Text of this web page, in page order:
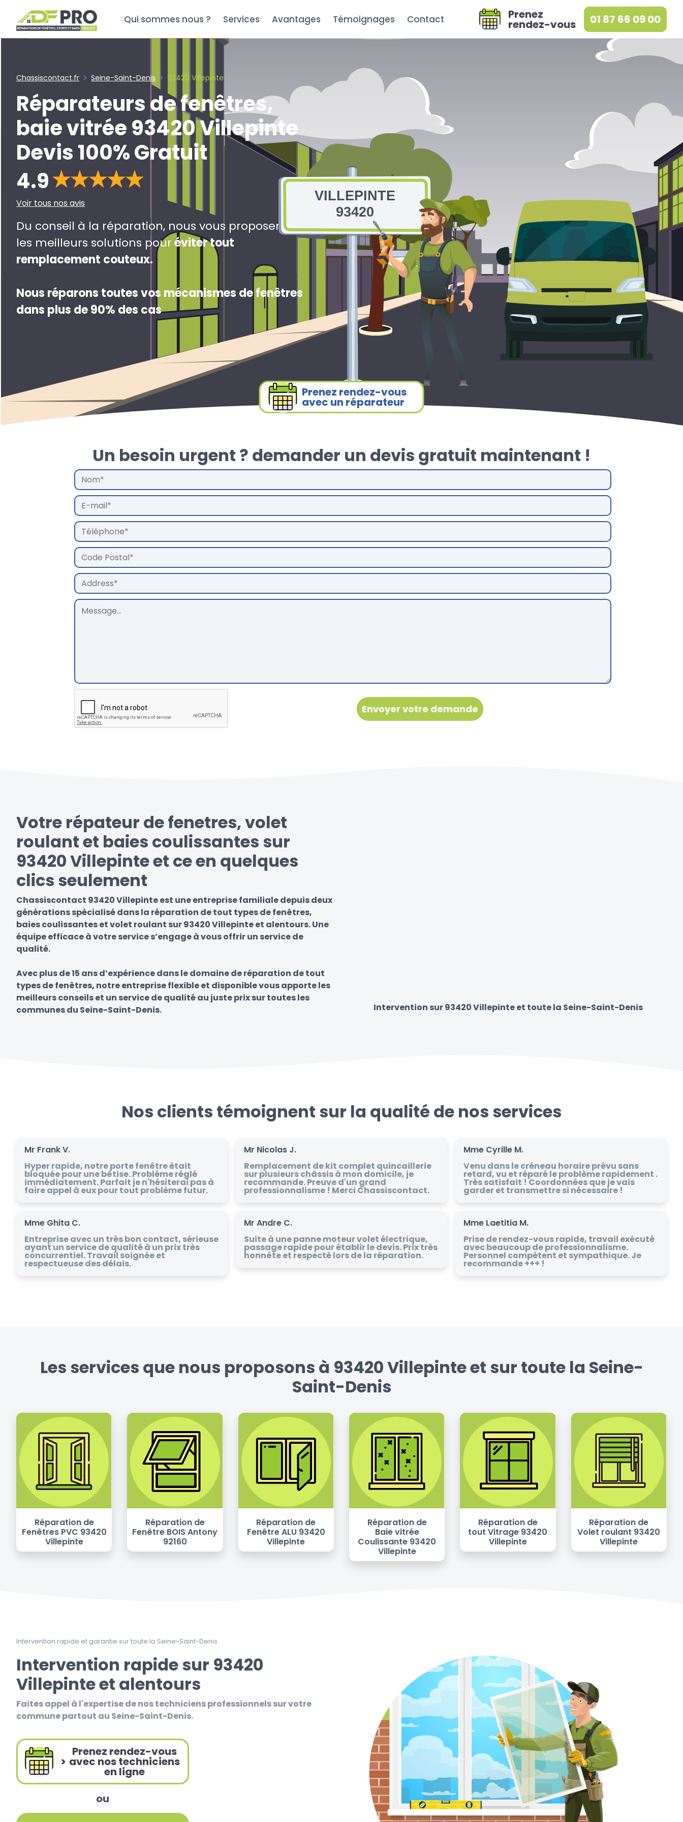
Qui sommes nous ? Services Avantages Témoignages Contact Prenez
rendez-vous 01 87 66 09 00
Chassiscontact.fr Seine-Saint-Denis 93420 Villepinte
Réparateurs de fenêtres,
baie vitrée 93420 Villepinte
Devis 100% Gratuit
4.9
Voir tous nos avis
Du conseil à la réparation, nous vous proposerons
les meilleurs solutions pouréviter tout
remplacement couteux.
Nous réparons toutes vos mécanismes de fenêtres
dans plus de 90% des cas
VILLEPINTE
93420
Prenez rendez-vous
avec un réparateur
Un besoin urgent ? demander un devis gratuit maintenant !
Votre répateur de fenetres, volet
roulant et baies coulissantes sur
93420 Villepinte et ce en quelques
clics seulement
Chassiscontact 93420 Villepinte est une entreprise familiale depuis deux
générations spécialisé dans la réparation de tout types de fenêtres,
baies coulissantes et volet roulant sur 93420 Villepinte et alentours. Une
équipe efficace à votre service s’engage à vous offrir un service de
qualité.
Avec plus de 15 ans d’expérience dans le domaine de réparation de tout
types de fenêtres, notre entreprise flexible et disponible vous apporte les
meilleurs conseils et un service de qualité au juste prix sur toutes les
communes du Seine-Saint-Denis.
Intervention sur 93420 Villepinte et toute la Seine-Saint-Denis
Nos clients témoignent sur la qualité de nos services
Mr Frank V.
Hyper rapide, notre porte fenêtre était
bloquée pour une bêtise. Problème réglé
immédiatement. Parfait je n'hésiterai pas à
faire appel à eux pour tout problème futur.
Mr Nicolas J.
Remplacement de kit complet quincaillerie
sur plusieurs châssis à mon domicile, je
recommande. Preuve d'un grand
professionnalisme ! Merci Chassiscontact.
Mme Cyrille M.
Venu dans le créneau horaire prévu sans
retard, vu et réparé le problème rapidement .
Très satisfait ! Coordonnées que je vais
garder et transmettre si nécessaire !
Mme Ghita C.
Entreprise avec un très bon contact, sérieuse
ayant un service de qualité à un prix très
concurrentiel. Travail soignée et
respectueuse des délais.
Mr Andre C.
Suite à une panne moteur volet électrique,
passage rapide pour établir le devis. Prix très
honnête et respecté lors de la réparation.
Mme Laetitia M.
Prise de rendez-vous rapide, travail exécuté
avec beaucoup de professionnalisme.
Personnel compétent et sympathique. Je
recommande +++ !
Les services que nous proposons à 93420 Villepinte et sur toute la Seine-
Saint-Denis
Réparation de
Fenêtres PVC 93420
Villepinte
Réparation de
Fenêtre BOIS Antony
92160
Réparation de
Fenêtre ALU 93420
Villepinte
Réparation de
Baie vitrée
Coulissante 93420
Villepinte
Réparation de
tout Vitrage 93420
Villepinte
Réparation de
Volet roulant 93420
Villepinte
Intervention rapide et garantie sur toute la Seine-Saint-Denis
Intervention rapide sur 93420
Villepinte et alentours
Faites appel à l'expertise de nos techniciens professionnels sur votre
commune partout au Seine-Saint-Denis.
>
Prenez rendez-vous
avec nos techniciens
en ligne
ou